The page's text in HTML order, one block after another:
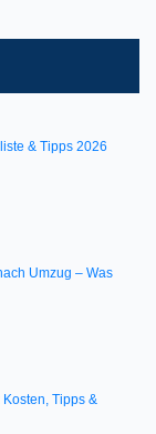
& Tipps 2026
Umzug – Was
Tipps &